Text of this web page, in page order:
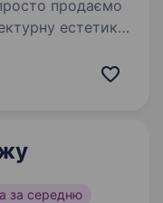
естетику
за середню